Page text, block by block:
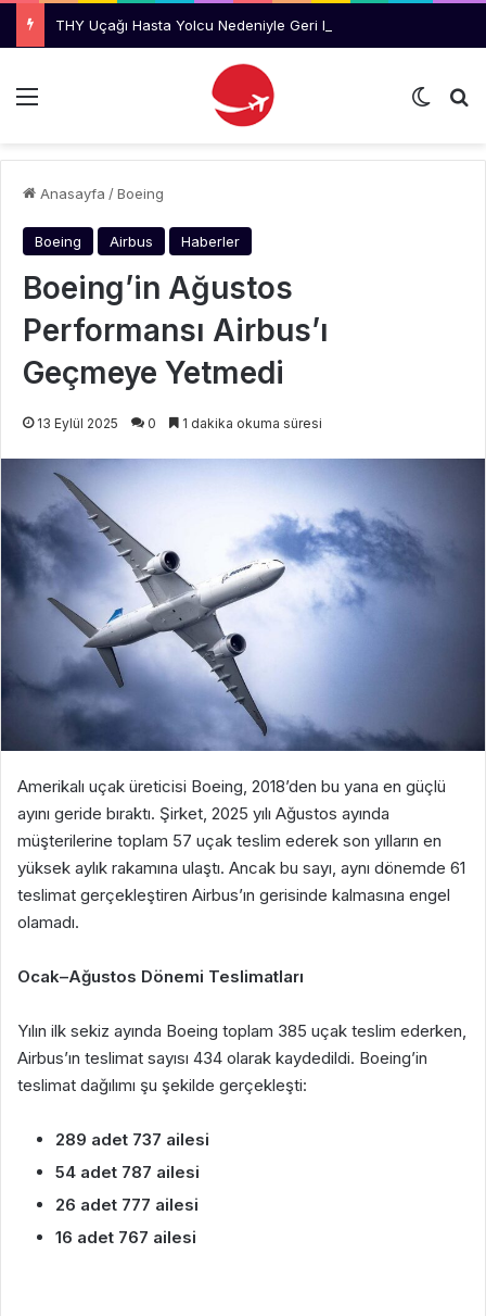
THY Uçağı Hasta Yolcu Nedeniyle Geri Döndü
Menü Dış
Anasayfa /Boeing
Boeing Airbus Haberler
Boeing’in Ağustos
Performansı Airbus’ı
Geçmeye Yetmedi
13 Eylül 2025 0 1 dakika okuma süresi
Amerikalı uçak üreticisi Boeing, 2018’den bu yana en güçlü
ayını geride bıraktı. Şirket, 2025 yılı Ağustos ayında
müşterilerine toplam 57 uçak teslim ederek son yılların en
yüksek aylık rakamına ulaştı. Ancak bu sayı, aynı dönemde 61
teslimat gerçekleştiren Airbus’ın gerisinde kalmasına engel
olamadı.
Ocak–Ağustos Dönemi Teslimatları
Yılın ilk sekiz ayında Boeing toplam 385 uçak teslim ederken,
Airbus’ın teslimat sayısı 434 olarak kaydedildi. Boeing’in
teslimat dağılımı şu şekilde gerçekleşti:
289 adet 737 ailesi
54 adet 787 ailesi
26 adet 777 ailesi
16 adet 767 ailesi